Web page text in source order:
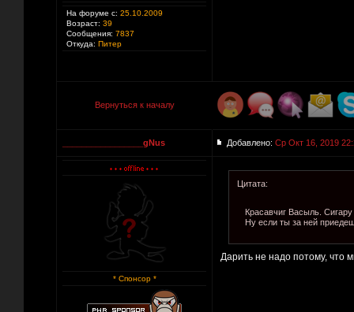
На форуме с: 25.10.2009
Возраст: 39
Сообщения: 7837
Откуда: Питер
Вернуться к началу
_________________gNus Добавлено: Ср Окт 16, 2019
* Спонсор *
Цитата:
Красавчиг Васыль.
Ну если ты за ней
Дарить не надо потому, что